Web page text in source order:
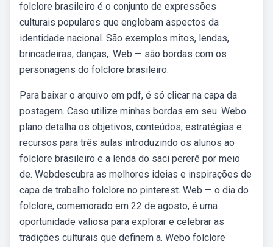
folclore brasileiro é o conjunto de expressões
culturais populares que englobam aspectos da
identidade nacional. São exemplos mitos, lendas,
brincadeiras, danças,. Web — são bordas com os
personagens do folclore brasileiro.
Para baixar o arquivo em pdf, é só clicar na capa da
postagem. Caso utilize minhas bordas em seu. Webo
plano detalha os objetivos, conteúdos, estratégias e
recursos para três aulas introduzindo os alunos ao
folclore brasileiro e a lenda do saci pererê por meio
de. Webdescubra as melhores ideias e inspirações de
capa de trabalho folclore no pinterest. Web — o dia do
folclore, comemorado em 22 de agosto, é uma
oportunidade valiosa para explorar e celebrar as
tradições culturais que definem a. Webo folclore